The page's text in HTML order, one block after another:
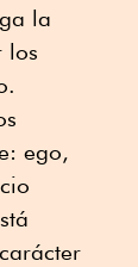
la
los
ego,